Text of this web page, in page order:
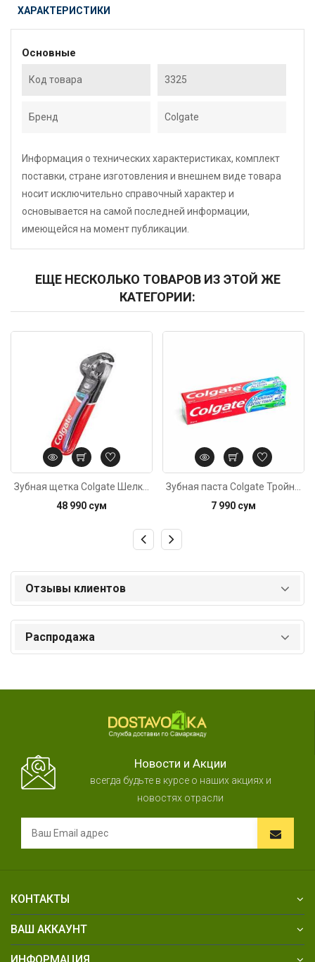
ХАРАКТЕРИСТИКИ
Основные
Код товара 3325
Бренд Colgate
Информация о технических характеристиках, комплект
поставки, стране изготовления и внешнем виде товара
носит исключительно справочный характер и
основывается на самой последней информации,
имеющейся на момент публикации.
ЕЩЕ НЕСКОЛЬКО ТОВАРОВ ИЗ ЭТОЙ ЖЕ
КАТЕГОРИИ:
48 990 сум
7 990 сум
Отзывы клиентов
Распродажа
Новости и Акции
всегда будьте в курсе о наших акциях и
новостях отрасли
КОНТАКТЫ
ВАШ АККАУНТ
ИНФОРМАЦИЯ